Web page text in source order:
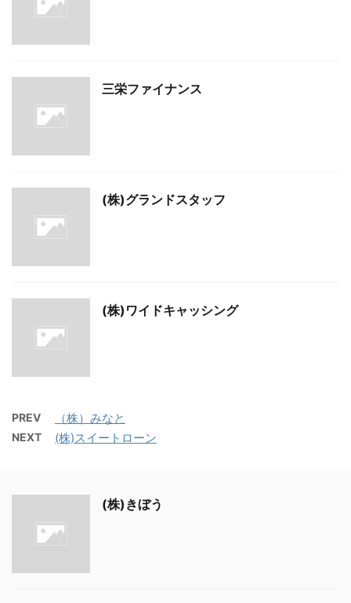
三栄ファイナンス
(株)グランドスタッフ
(株)ワイドキャッシング
PREV （株）みなと
NEXT (株)スイートローン
(株)きぼう